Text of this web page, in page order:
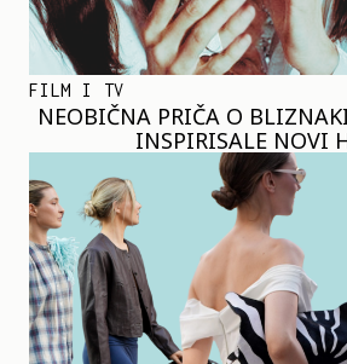
FILM I TV
NEOBIČNA PRIČA O
INSPIRISALE NOVI